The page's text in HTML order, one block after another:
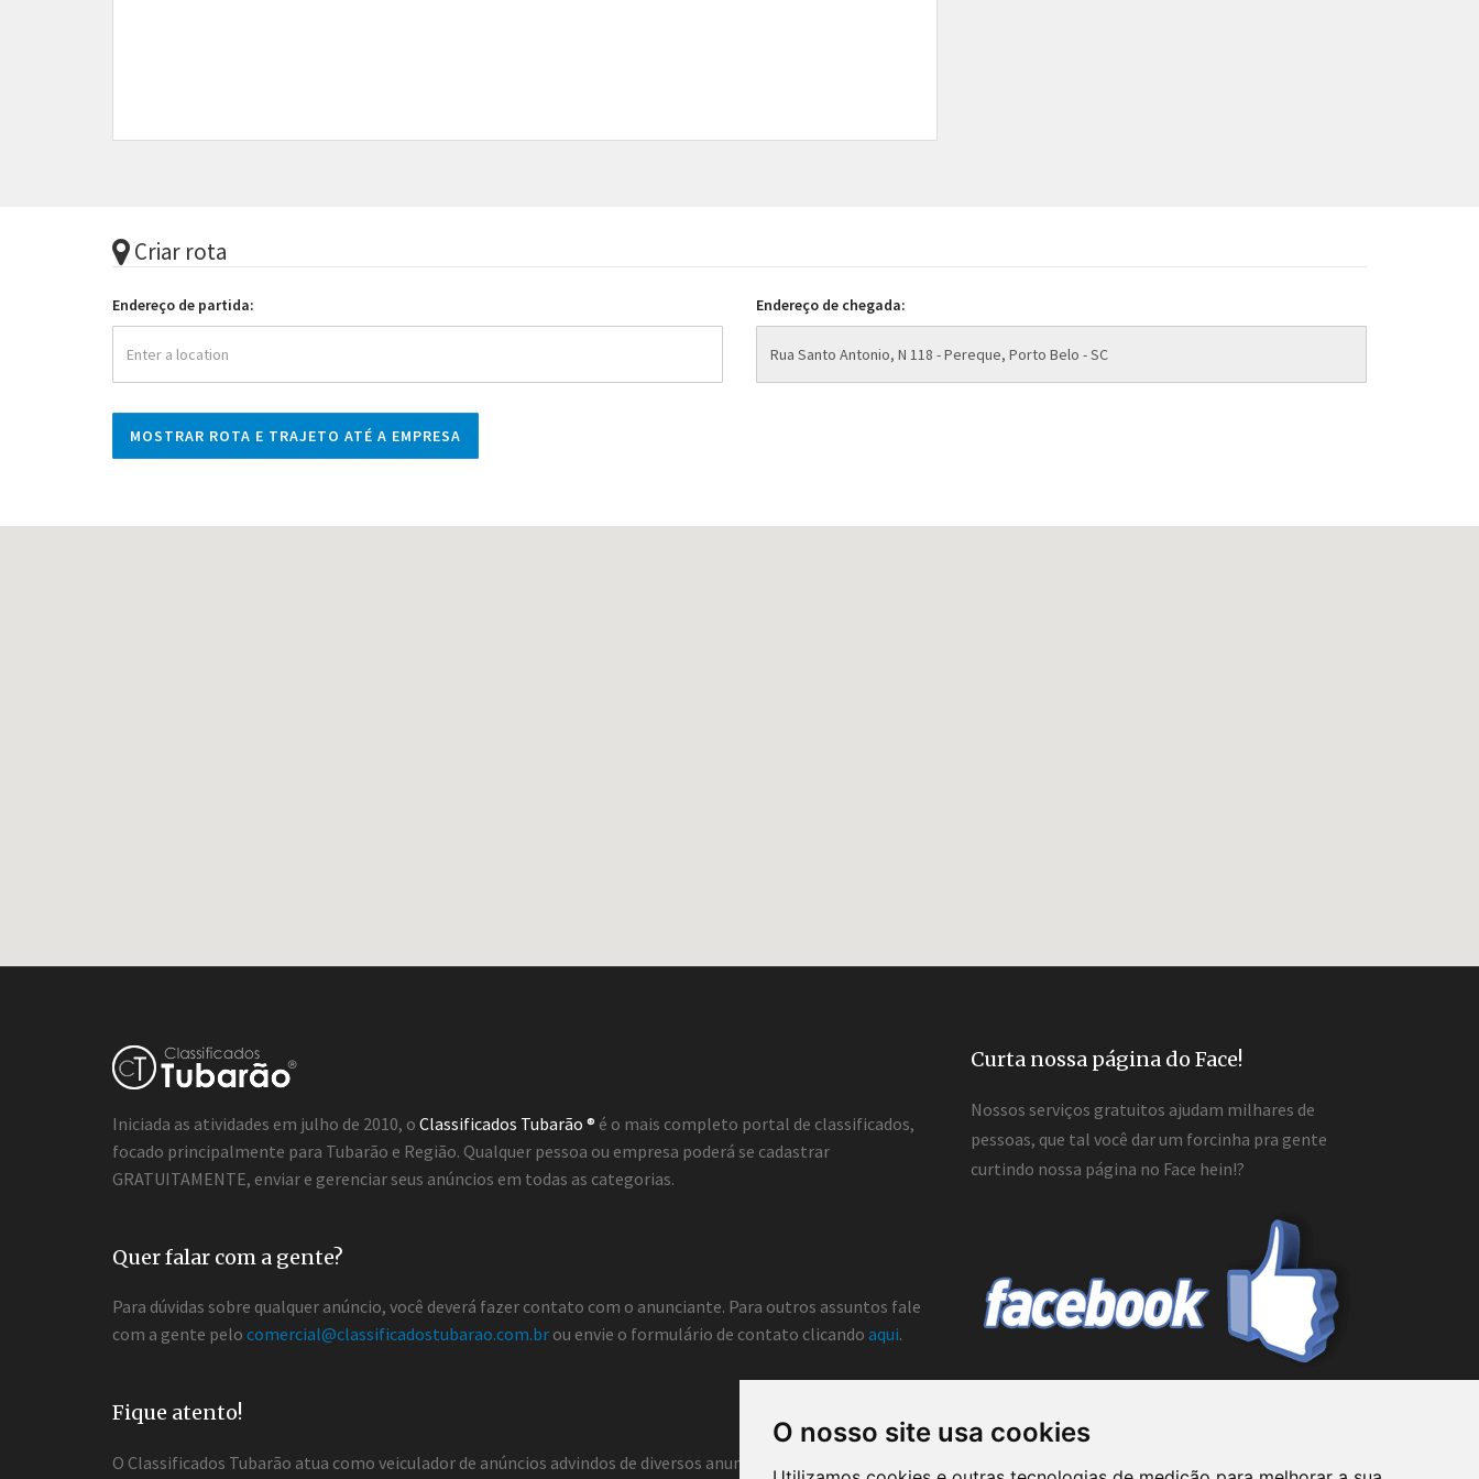
O nosso site usa cookies
Criar rota
Endereço de partida: Endereço de chegada:
Iniciada as atividades em julho de 2010, o Classificados Tubarão ® é o mais completo portal de classificados,
focado principalmente para Tubarão e Região. Qualquer pessoa ou empresa poderá se cadastrar
GRATUITAMENTE, enviar e gerenciar seus anúncios em todas as categorias.
Quer falar com a gente?
Para dúvidas sobre qualquer anúncio, você deverá fazer contato com o anunciante. Para outros assuntos fale
com a gente pelo comercial@classificadostubarao.com.br ou envie o formulário de contato clicando aqui.
Curta nossa página do Face!
Nossos serviços gratuitos ajudam milhares de
pessoas, que tal você dar um forcinha pra gente
curtindo nossa página no Face hein!?
Fique atento!
O Classificados Tubarão atua como veiculador de anúncios advindos de diversos anunciantes e, portanto, não atua como prestador de serviços de consultoria ou ainda